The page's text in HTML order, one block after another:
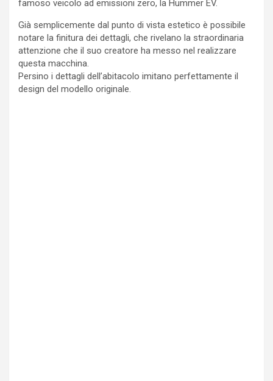
famoso veicolo ad emissioni zero, la Hummer EV.
Già semplicemente dal punto di vista estetico è possibile
notare la finitura dei dettagli, che rivelano la straordinaria
attenzione che il suo creatore ha messo nel realizzare
questa macchina.
Persino i dettagli dell’abitacolo imitano perfettamente il
design del modello originale.